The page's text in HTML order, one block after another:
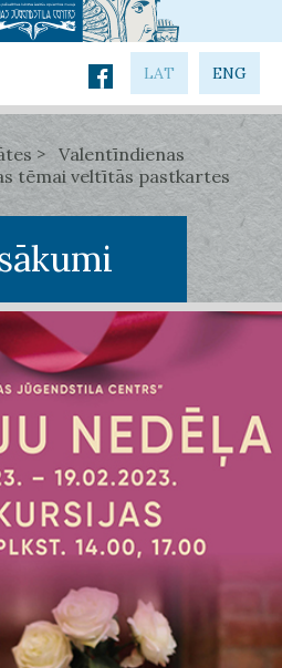
LAT ENG
Valentīndienas
tēmai veltītās pastkartes